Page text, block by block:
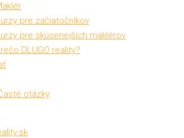
pre začiatočníkov
pre skúsenejších maklérov
DLUGO reality?
otázky